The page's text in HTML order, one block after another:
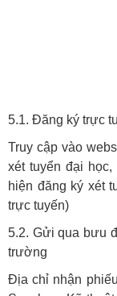
5.1. Đăng ký trực
Truy cập vào
xét tuyển đại học,
hiện đăng ký xét
trực tuyến)
5.2. Gửi qua bưu
trường
Địa chỉ nhận